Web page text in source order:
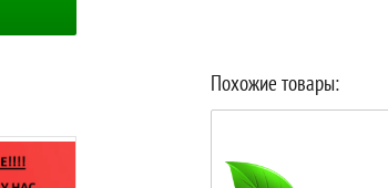
Похожие товары: